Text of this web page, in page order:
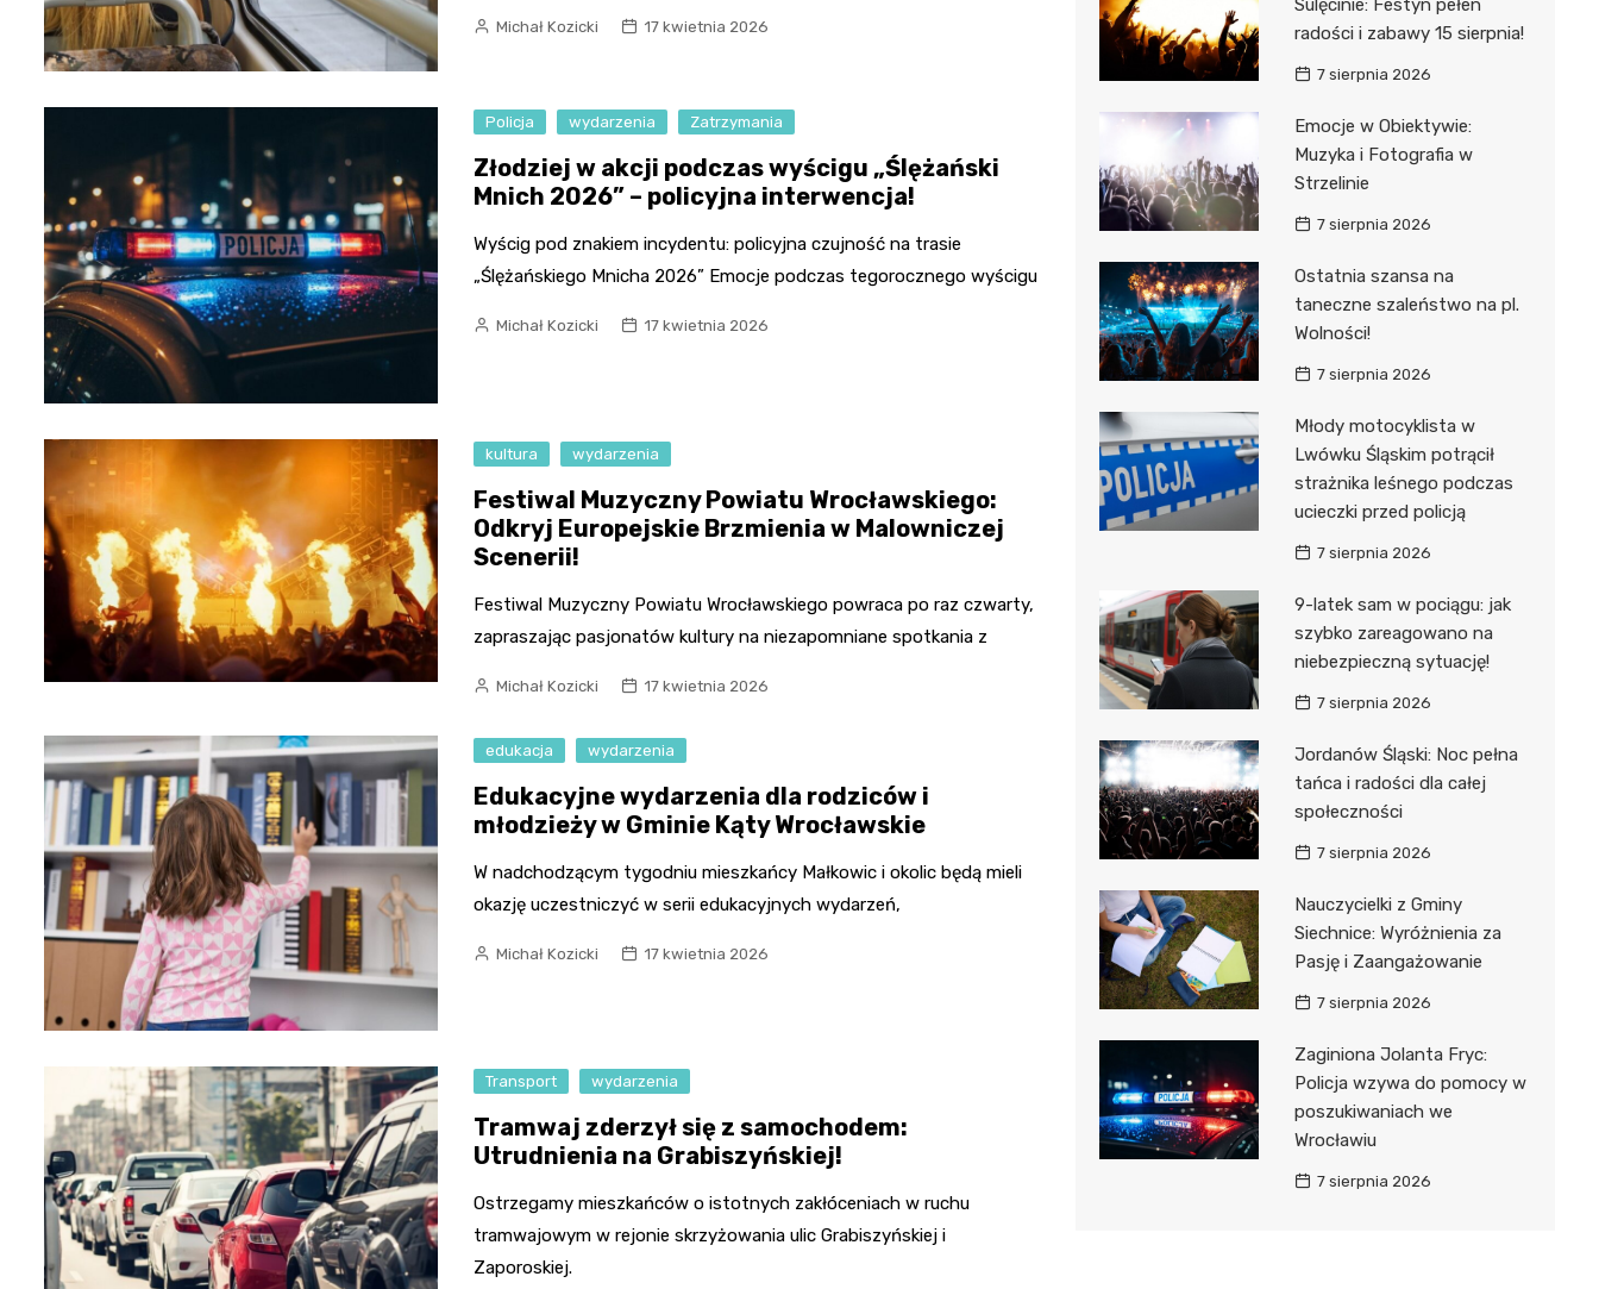
Michał Kozicki 17 kwietnia 2026
Policja wydarzenia Zatrzymania
Złodziej w akcji podczas wyścigu „Ślężański
Mnich 2026” – policyjna interwencja!
Wyścig pod znakiem incydentu: policyjna czujność na trasie
„Ślężańskiego Mnicha 2026” Emocje podczas tegorocznego wyścigu
Michał Kozicki 17 kwietnia 2026
kultura wydarzenia
Festiwal Muzyczny Powiatu Wrocławskiego:
Odkryj Europejskie Brzmienia w Malowniczej
Scenerii!
Festiwal Muzyczny Powiatu Wrocławskiego powraca po raz czwarty,
zapraszając pasjonatów kultury na niezapomniane spotkania z
Michał Kozicki 17 kwietnia 2026
edukacja wydarzenia
Edukacyjne wydarzenia dla rodziców i
młodzieży w Gminie Kąty Wrocławskie
W nadchodzącym tygodniu mieszkańcy Małkowic i okolic będą mieli
okazję uczestniczyć w serii edukacyjnych wydarzeń,
Michał Kozicki 17 kwietnia 2026
Transport wydarzenia
Tramwaj zderzył się z samochodem:
Utrudnienia na Grabiszyńskiej!
Ostrzegamy mieszkańców o istotnych zakłóceniach w ruchu
tramwajowym w rejonie skrzyżowania ulic Grabiszyńskiej i
Zaporoskiej.
Sulęcinie: Festyn pełen
radości i zabawy 15 sierpnia!
7 sierpnia 2026
Emocje w Obiektywie:
Muzyka i Fotografia w
Strzelinie
7 sierpnia 2026
Ostatnia szansa na
taneczne szaleństwo na pl.
Wolności!
7 sierpnia 2026
Młody motocyklista w
Lwówku Śląskim potrącił
strażnika leśnego podczas
ucieczki przed policją
7 sierpnia 2026
9-latek sam w pociągu: jak
szybko zareagowano na
niebezpieczną sytuację!
7 sierpnia 2026
Jordanów Śląski: Noc pełna
tańca i radości dla całej
społeczności
7 sierpnia 2026
Nauczycielki z Gminy
Siechnice: Wyróżnienia za
Pasję i Zaangażowanie
7 sierpnia 2026
Zaginiona Jolanta Fryc:
Policja wzywa do pomocy w
poszukiwaniach we
Wrocławiu
7 sierpnia 2026